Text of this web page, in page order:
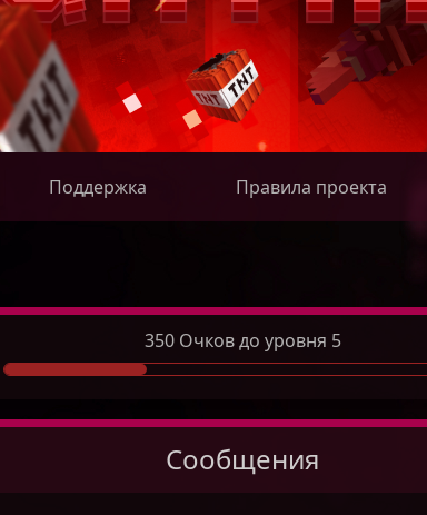
Поддержка Правила проекта
350 Очков до уровня 5
Сообщения